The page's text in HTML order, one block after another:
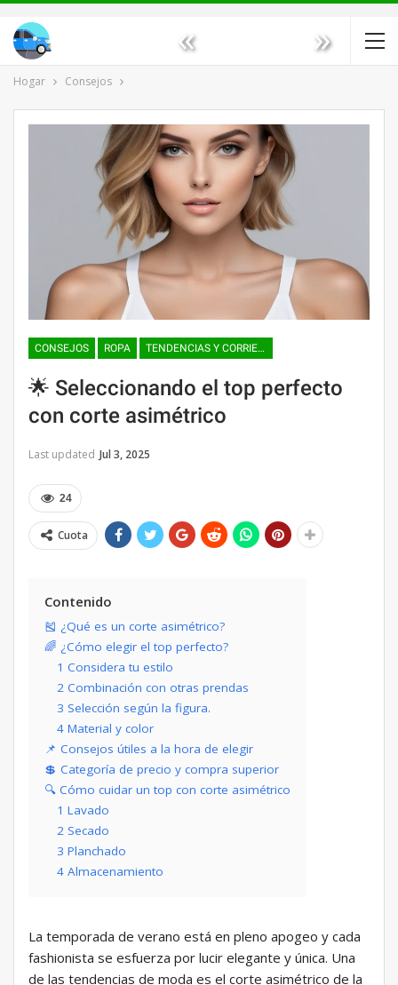
« »
Hogar Consejos
CONSEJOS ROPA TENDENCIAS Y CORRIENTES DE LA MODA
🌟 Seleccionando el top perfecto
con corte asimétrico
Last updated Jul 3, 2025
24
Cuota
Contenido
🎽 ¿Qué es un corte asimétrico?
🌈 ¿Cómo elegir el top perfecto?
1 Considera tu estilo
2 Combinación con otras prendas
3 Selección según la figura.
4 Material y color
📌 Consejos útiles a la hora de elegir
💲 Categoría de precio y compra superior
🔍 Cómo cuidar un top con corte asimétrico
1 Lavado
2 Secado
3 Planchado
4 Almacenamiento
La temporada de verano está en pleno apogeo y cada
fashionista se esfuerza por lucir elegante y única. Una
de las tendencias de moda es el corte asimétrico de la